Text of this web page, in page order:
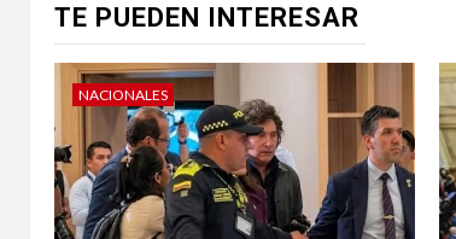
TE PUEDEN INTERESAR
NACIONALES